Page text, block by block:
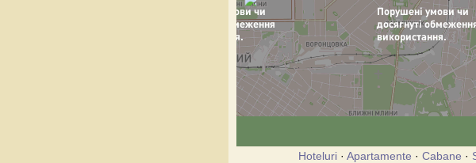
Hoteluri· Apartamente · Cabane ·